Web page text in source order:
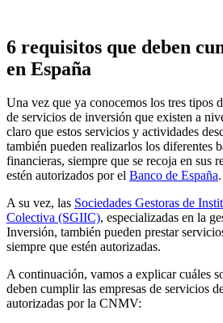
6 requisitos que deben
en España
Una vez que ya conocemos los tres tipos
de servicios de inversión que existen a
claro que estos servicios y actividades
también pueden realizarlos los diferentes
financieras, siempre que se recoja en sus
estén autorizados por el Banco de España.
A su vez, las Sociedades Gestoras de
Colectiva (SGIIC), especializadas en la
Inversión, también pueden prestar
siempre que estén autorizadas.
A continuación, vamos a explicar cuáles
deben cumplir las empresas de servicios
autorizadas por la CNMV: